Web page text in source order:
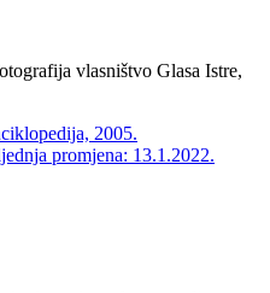
vlasništvo Glasa Istre,
2005.
promjena: 13.1.2022.